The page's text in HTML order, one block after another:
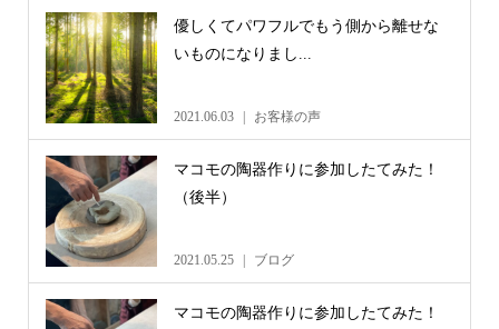
優しくてパワフルでもう側から離せな
いものになりまし...
2021.06.03 お客様の声
マコモの陶器作りに参加したてみた！
（後半）
2021.05.25 ブログ
マコモの陶器作りに参加したてみた！